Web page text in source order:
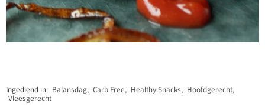
Ingediend in: Balansdag, Carb Free, Healthy Snacks, Hoofdgerecht,
Vleesgerecht